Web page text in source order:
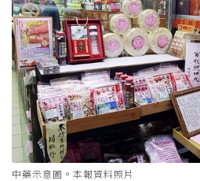
中藥示意圖。本報資料照片